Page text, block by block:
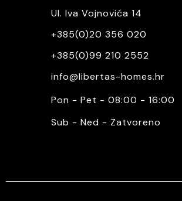
Ul. Iva Vojnovića 14
+385(0)20 356 020
+385(0)99 210 2552
info@libertas-homes.hr
Pon - Pet - 08:00 - 16:00
Sub - Ned - Zatvoreno